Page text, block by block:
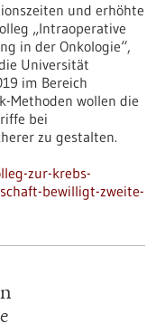
und erhöhte
„Intraoperative
in der Onkologie“,
Universität
im Bereich
Methoden wollen die
bei
zu gestalten.
zur-krebs-
bewilligt-zweite-